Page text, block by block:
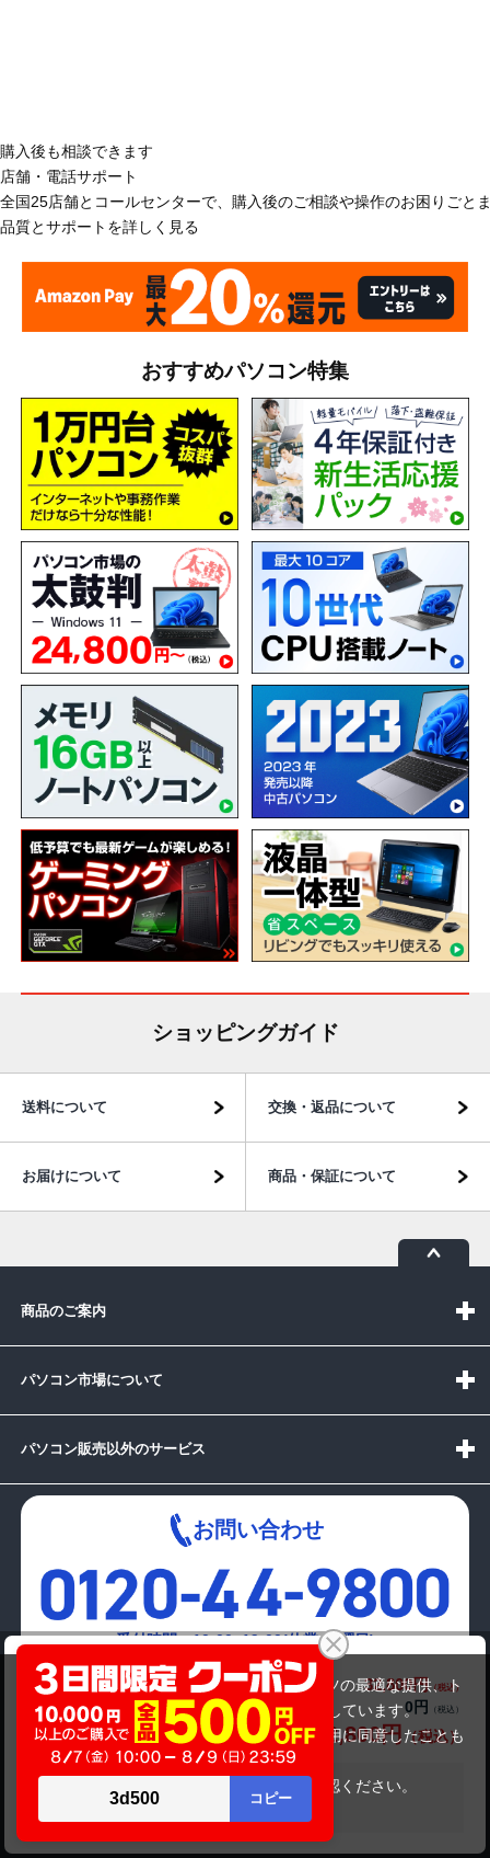
HP ProBook 430 G6（第8世代CPU）
商品価格(税込) 32,800円
38,800円
オプション小計価格(税込)
0円
商品合計価格(税込)
32,800円
在庫がありません
購入後も相談できます
店舗・電話サポート
全国25店舗とコールセンターで、購入後のご相談や操作のお困りごと
品質とサポートを詳しく見る
おすすめパソコン特集
ショッピングガイド
送料について 交換・返品について
お届けについて 商品・保証について
商品のご案内
パソコン市場について
パソコン販売以外のサービス
お問い合わせ
受付時間：10:00~19:00(休業:日曜日)
メールでの
お問い合わせはこちら
当サイトでは利用体験の向上およびコンテンツの最適な提供、ト
ラフィックの分析を目的としてCookieを使用しています。
サイトの閲覧を継続された場合、Cookieの利用に同意したことも
のといたします。
をご確認ください。
承諾する